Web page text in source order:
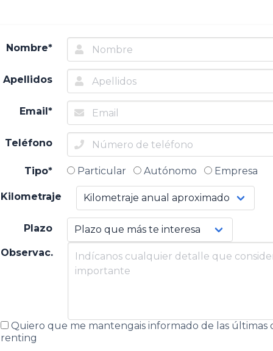
Nombre*
Apellidos
Email*
Teléfono
Tipo* Particular Autónomo Empresa
Kilometraje
Plazo
Observac.
Quiero que me mantengais informado de las últimas
renting